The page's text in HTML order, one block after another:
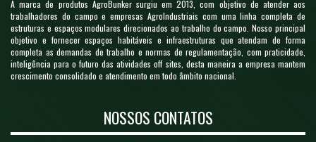
A marca de produtos AgroBunker surgiu em 2013, com objetivo de atender aos
trabalhadores do campo e empresas AgroIndustriais com uma linha completa de
estruturas e espaços modulares direcionados ao trabalho do campo. Nosso principal
objetivo e fornecer espaços habitáveis e infraestruturas que atendam de forma
completa as demandas de trabalho e normas de regulamentação, com praticidade,
inteligência para o futuro das atividades off sites, desta maneira a empresa mantem
crescimento consolidado e atendimento em todo âmbito nacional.
NOSSOS CONTATOS